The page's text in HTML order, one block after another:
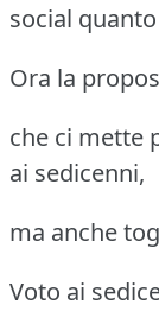
social
Ora la
che ci mette
ai sedicenni,
ma anche
Voto ai